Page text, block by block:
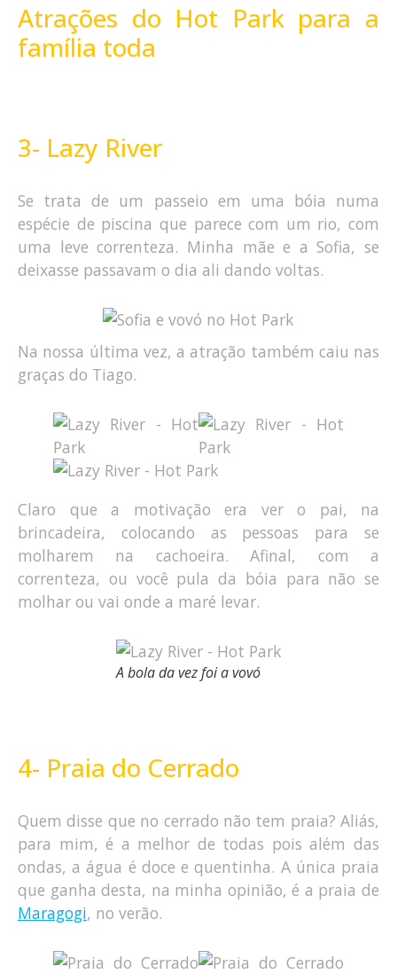
Atrações do Hot Park para a
família toda
3- Lazy River
Se trata de um passeio em uma bóia numa
espécie de piscina que parece com um rio, com
uma leve correnteza. Minha mãe e a Sofia, se
deixasse passavam o dia ali dando voltas.
Na nossa última vez, a atração também caiu nas
graças do Tiago.
Claro que a motivação era ver o pai, na
brincadeira, colocando as pessoas para se
molharem na cachoeira. Afinal, com a
correnteza, ou você pula da bóia para não se
molhar ou vai onde a maré levar.
A bola da vez foi a vovó
4- Praia do Cerrado
Quem disse que no cerrado não tem praia? Aliás,
para mim, é a melhor de todas pois além das
ondas, a água é doce e quentinha. A única praia
que ganha desta, na minha opinião, é a praia de
Maragogi, no verão.